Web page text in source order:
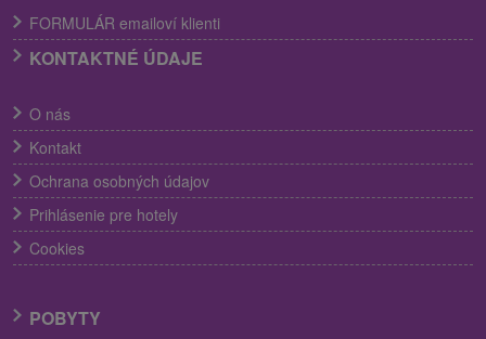
FORMULÁR emailoví klienti
KONTAKTNÉ ÚDAJE
O nás
Kontakt
Ochrana osobných údajov
Prihlásenie pre hotely
Cookies
POBYTY